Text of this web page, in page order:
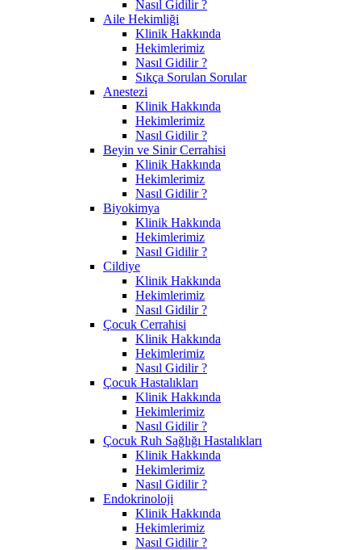
Nasıl Gidilir ?
Aile Hekimliği
Klinik Hakkında
Hekimlerimiz
Nasıl Gidilir ?
Sıkça Sorulan Sorular
Anestezi
Klinik Hakkında
Hekimlerimiz
Nasıl Gidilir ?
Beyin ve Sinir Cerrahisi
Klinik Hakkında
Hekimlerimiz
Nasıl Gidilir ?
Biyokimya
Klinik Hakkında
Hekimlerimiz
Nasıl Gidilir ?
Cildiye
Klinik Hakkında
Hekimlerimiz
Nasıl Gidilir ?
Çocuk Cerrahisi
Klinik Hakkında
Hekimlerimiz
Nasıl Gidilir ?
Çocuk Hastalıkları
Klinik Hakkında
Hekimlerimiz
Nasıl Gidilir ?
Çocuk Ruh Sağlığı Hastalıkları
Klinik Hakkında
Hekimlerimiz
Nasıl Gidilir ?
Endokrinoloji
Klinik Hakkında
Hekimlerimiz
Nasıl Gidilir ?